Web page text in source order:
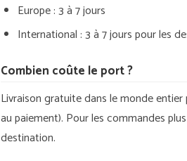
Europe : 3 à 7 jours
International : 3 à 7 jours pour les
Combien coûte le port ?
Livraison gratuite dans le monde
au paiement). Pour les commandes
destination.